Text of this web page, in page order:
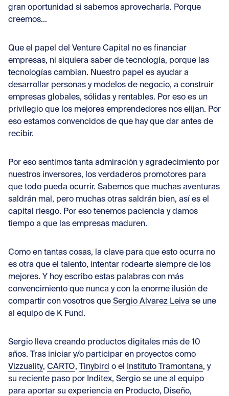
gran oportunidad si sabemos aprovecharla. Porque
creemos...
Que el papel del Venture Capital no es financiar
empresas, ni siquiera saber de tecnología, porque las
tecnologías cambian. Nuestro papel es ayudar a
desarrollar personas y modelos de negocio, a construir
empresas globales, sólidas y rentables. Por eso es un
privilegio que los mejores emprendedores nos elijan. Por
eso estamos convencidos de que hay que dar antes de
recibir.
Por eso sentimos tanta admiración y agradecimiento por
nuestros inversores, los verdaderos promotores para
que todo pueda ocurrir. Sabemos que muchas aventuras
saldrán mal, pero muchas otras saldrán bien, así es el
capital riesgo. Por eso tenemos paciencia y damos
tiempo a que las empresas maduren.
Como en tantas cosas, la clave para que esto ocurra no
es otra que el talento, intentar rodearte siempre de los
mejores. Y hoy escribo estas palabras con más
convencimiento que nunca y con la enorme ilusión de
compartir con vosotros que Sergio Alvarez Leiva se une
al equipo de K Fund.
Sergio lleva creando productos digitales más de 10
años. Tras iniciar y/o participar en proyectos como
Vizzuality, CARTO, Tinybird o el Instituto Tramontana, y
su reciente paso por Inditex, Sergio se une al equipo
para aportar su experiencia en Producto, Diseño,